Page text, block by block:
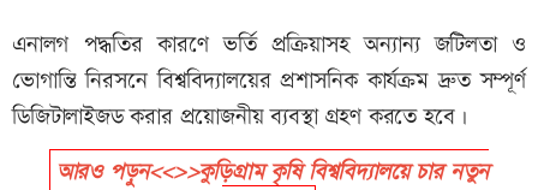
এনালগ পদ্ধতির কারণে ভর্তি প্রক্রিয়াসহ অন্যান্য জটিলতা ও
ভোগান্তি নিরসনে বিশ্ববিদ্যালয়ের প্রশাসনিক কার্যক্রম দ্রুত সম্পূর্ণ
ডিজিটালাইজড করার প্রয়োজনীয় ব্যবস্থা গ্রহণ করতে হবে।
আরও পড়ুন<<>>কুড়িগ্রাম কৃষি বিশ্ববিদ্যালয়ে চার নতুন